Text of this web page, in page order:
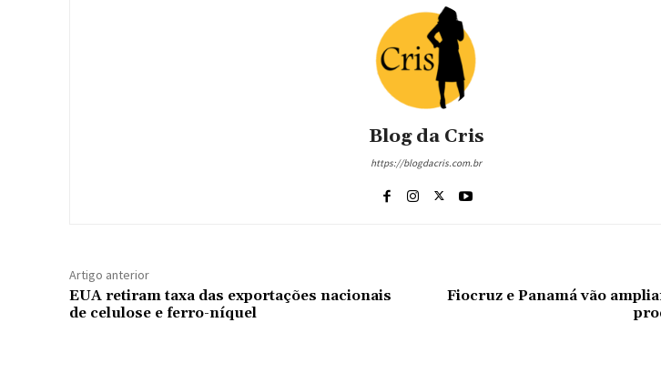
Blog da Cris
https://blogdacris.com.br
Artigo anterior
EUA retiram taxa das exportações nacionais
de celulose e ferro-níquel
Fiocruz e Panamá vão